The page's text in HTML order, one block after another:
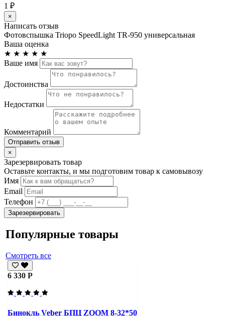
1 ₽
×
Написать отзыв
Фотовспышка Triopo SpeedLight TR-950 универсальная
Ваша оценка
★ ★ ★ ★ ★
Ваше имя
Достоинства
Недостатки
Комментарий
Отправить отзыв
×
Зарезервировать товар
Оставьте контакты, и мы подготовим товар к самовывозу
Имя
Email
Телефон
Зарезервировать
Популярные товары
Смотреть все
6 330 Р
Бинокль Veber БПЦ ZOOM 8-32*50